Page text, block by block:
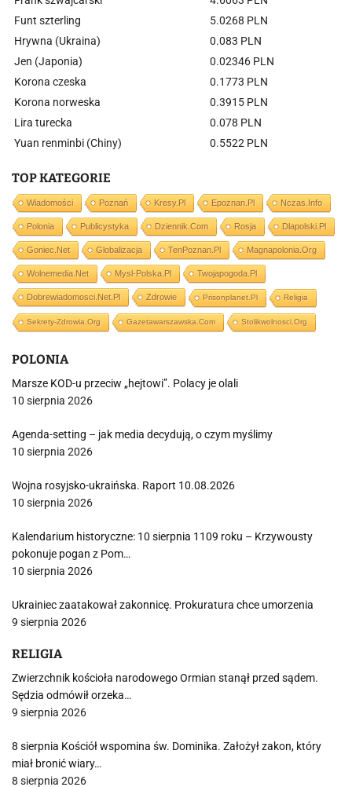
Funt szterling
5.0268 PLN
Hrywna (Ukraina)
0.083 PLN
Jen (Japonia)
0.02346 PLN
Korona czeska
0.1773 PLN
Korona norweska
0.3915 PLN
Lira turecka
0.078 PLN
Yuan renminbi (Chiny)
0.5522 PLN
TOP KATEGORIE
Wiadomości Poznań Kresy.pl Epoznan.pl Nczas.info
Polonia Publicystyka Dziennik.com Rosja Dlapolski.pl
Goniec.net Globalizacja TenPoznan.pl Magnapolonia.org
Wolnemedia.net Mysl-Polska.pl Twojapogoda.pl
Dobrewiadomosci.net.pl Zdrowie Prisonplanet.pl Religia
Sekrety-Zdrowia.org Gazetawarszawska.com Stolikwolnosci.org
POLONIA
Marsze KOD-u przeciw „hejtowi”. Polacy je olali
10 sierpnia 2026
Agenda-setting – jak media decydują, o czym myślimy
10 sierpnia 2026
Wojna rosyjsko-ukraińska. Raport 10.08.2026
10 sierpnia 2026
Kalendarium historyczne: 10 sierpnia 1109 roku – Krzywousty
pokonuje pogan z Pom…
10 sierpnia 2026
Ukrainiec zaatakował zakonnicę. Prokuratura chce umorzenia
9 sierpnia 2026
RELIGIA
Zwierzchnik kościoła narodowego Ormian stanął przed sądem.
Sędzia odmówił orzeka…
9 sierpnia 2026
8 sierpnia Kościół wspomina św. Dominika. Założył zakon, który
miał bronić wiary…
8 sierpnia 2026